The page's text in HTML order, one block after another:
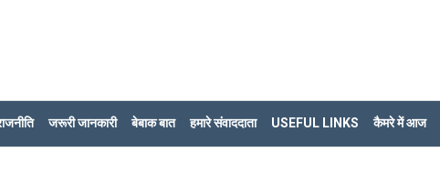
जरूरी जानकारी बेबाक बात हमारे संवाददाता USEFUL LINKS कैमरे में आज